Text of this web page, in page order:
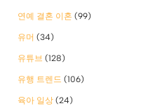
연예 결혼 이혼 (99)
유머 (34)
유튜브 (128)
유행 트렌드 (106)
육아 일상 (24)